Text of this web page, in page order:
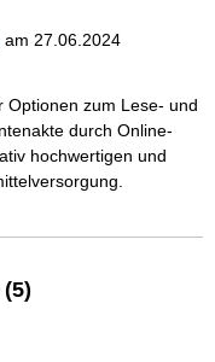
am 27.06.2024
Optionen zum Lese- und
durch Online-
hochwertigen und